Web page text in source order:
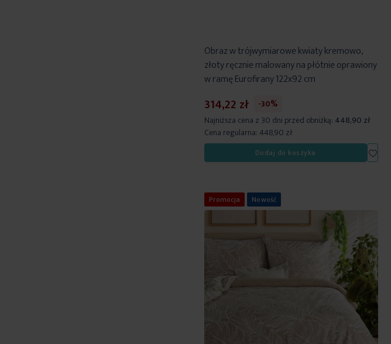
Obraz w trójwymiarowe kwiaty kremowo,
złoty ręcznie malowany na płótnie oprawiony
w ramę Eurofirany 122x92 cm
314,22 zł
-30%
Najniższa cena z 30 dni przed obniżką: 448,90 zł
Cena regularna:448,90 zł
Dodaj do koszyka
Dodaj
do
Promocja Nowość